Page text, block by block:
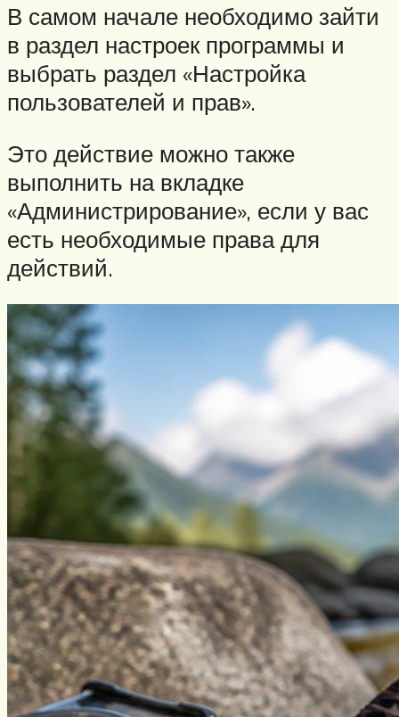
В самом начале необходимо зайти
в раздел настроек программы и
выбрать раздел «Настройка
пользователей и прав».
Это действие можно также
выполнить на вкладке
«Администрирование», если у вас
есть необходимые права для
действий.